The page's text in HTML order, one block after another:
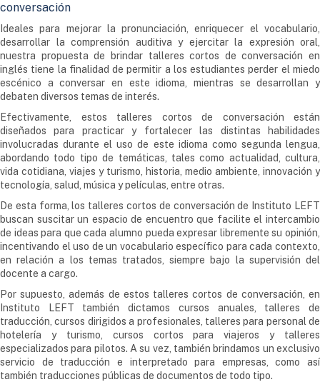
conversación
Ideales para mejorar la pronunciación, enriquecer el vocabulario,
desarrollar la comprensión auditiva y ejercitar la expresión oral,
nuestra propuesta de brindar talleres cortos de conversación en
inglés tiene la finalidad de permitir a los estudiantes perder el miedo
escénico a conversar en este idioma, mientras se desarrollan y
debaten diversos temas de interés.
Efectivamente, estos talleres cortos de conversación están
diseñados para practicar y fortalecer las distintas habilidades
involucradas durante el uso de este idioma como segunda lengua,
abordando todo tipo de temáticas, tales como actualidad, cultura,
vida cotidiana, viajes y turismo, historia, medio ambiente, innovación y
tecnología, salud, música y películas, entre otras.
De esta forma, los talleres cortos de conversación de Instituto LEFT
buscan suscitar un espacio de encuentro que facilite el intercambio
de ideas para que cada alumno pueda expresar libremente su opinión,
incentivando el uso de un vocabulario específico para cada contexto,
en relación a los temas tratados, siempre bajo la supervisión del
docente a cargo.
Por supuesto, además de estos talleres cortos de conversación, en
Instituto LEFT también dictamos cursos anuales, talleres de
traducción, cursos dirigidos a profesionales, talleres para personal de
hotelería y turismo, cursos cortos para viajeros y talleres
especializados para pilotos. A su vez, también brindamos un exclusivo
servicio de traducción e interpretado para empresas, como así
también traducciones públicas de documentos de todo tipo.